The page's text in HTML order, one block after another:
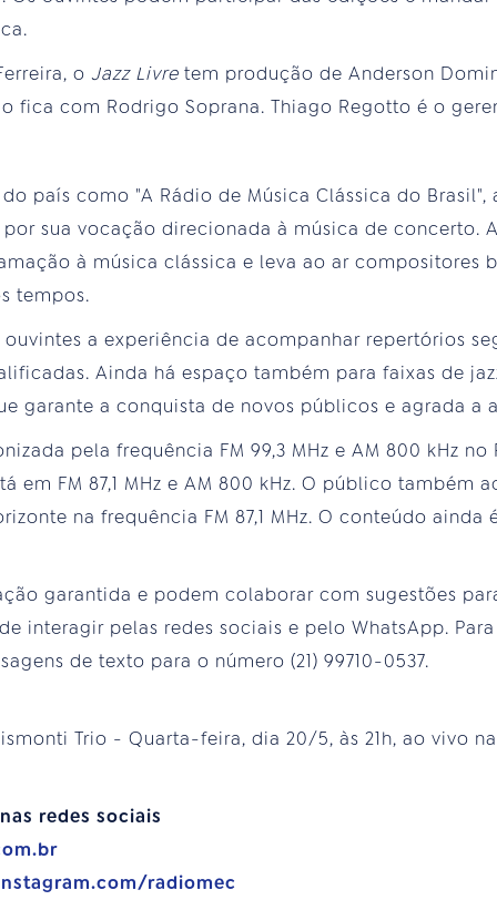
o Jazz Livre tem produção de Anderson
fica com Rodrigo Soprana. Thiago Regotto é o
país como "A Rádio de Música Clássica do Brasil",
sua vocação direcionada à música de concerto.
à música clássica e leva ao ar compositores
tempos.
a experiência de acompanhar repertórios
Ainda há espaço também para faixas de
garante a conquista de novos públicos e agrada a
pela frequência FM 99,3 MHz e AM 800 kHz
em FM 87,1 MHz e AM 800 kHz. O público também
na frequência FM 87,1 MHz. O conteúdo
garantida e podem colaborar com sugestões
interagir pelas redes sociais e pelo WhatsApp.
de texto para o número (21) 99710-0537.
Trio - Quarta-feira, dia 20/5, às 21h, ao vivo
redes sociais
radiomec